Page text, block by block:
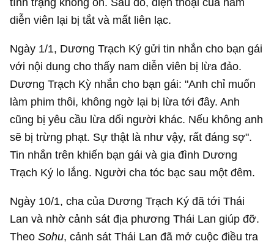
diễn viên lại bị tắt và mất liên lạc.
Ngày 1/1, Dương Trạch Ký gửi tin nhắn cho bạn gái
với nội dung cho thấy nam diễn viên bị lừa đảo.
Dương Trạch Kỳ nhắn cho bạn gái: "Anh chỉ muốn
làm phim thôi, không ngờ lại bị lừa tới đây. Anh
cũng bị yêu cầu lừa dối người khác. Nếu không anh
sẽ bị trừng phạt. Sự thật là như vậy, rất đáng sợ".
Tin nhắn trên khiến bạn gái và gia đình Dương
Trạch Ký lo lắng. Người cha tóc bạc sau một đêm.
Ngày 10/1, cha của Dương Trạch Ký đã tới Thái
Lan và nhờ cảnh sát địa phương Thái Lan giúp đỡ.
TheoSohu, cảnh sát Thái Lan đã mở cuộc điều tra